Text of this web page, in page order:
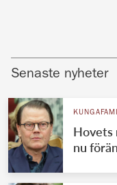
Senaste nyheter
Hovets
nu